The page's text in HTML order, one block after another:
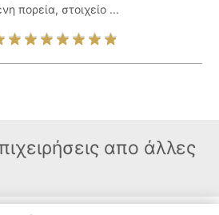
πορεία, στοιχείο ...
απο άλλες